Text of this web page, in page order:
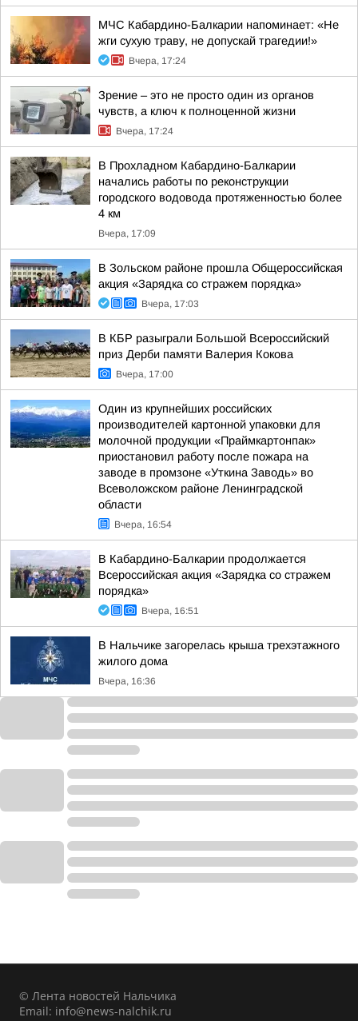
МЧС Кабардино-Балкарии напоминает: «Не
жги сухую траву, не допускай трагедии!»
Вчера, 17:24
Зрение – это не просто один из органов
чувств, а ключ к полноценной жизни
Вчера, 17:24
В Прохладном Кабардино-Балкарии
начались работы по реконструкции
городского водовода протяженностью более
4 км
Вчера, 17:09
В Зольском районе прошла Общероссийская
акция «Зарядка со стражем порядка»
Вчера, 17:03
В КБР разыграли Большой Всероссийский
приз Дерби памяти Валерия Кокова
Вчера, 17:00
Один из крупнейших российских
производителей картонной упаковки для
молочной продукции «Праймкартонпак»
приостановил работу после пожара на
заводе в промзоне «Уткина Заводь» во
Всеволожском районе Ленинградской
области
Вчера, 16:54
В Кабардино-Балкарии продолжается
Всероссийская акция «Зарядка со стражем
порядка»
Вчера, 16:51
В Нальчике загорелась крыша трехэтажного
жилого дома
Вчера, 16:36
© Лента новостей Нальчика
Email: info@news-nalchik.ru